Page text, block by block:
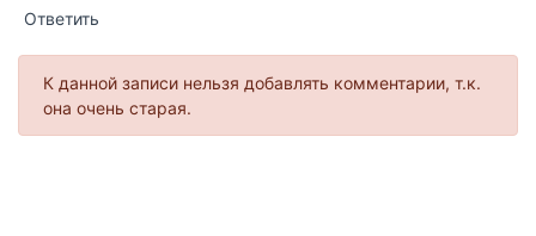
Ответить
К данной записи нельзя добавлять комментарии, т.к.
она очень старая.